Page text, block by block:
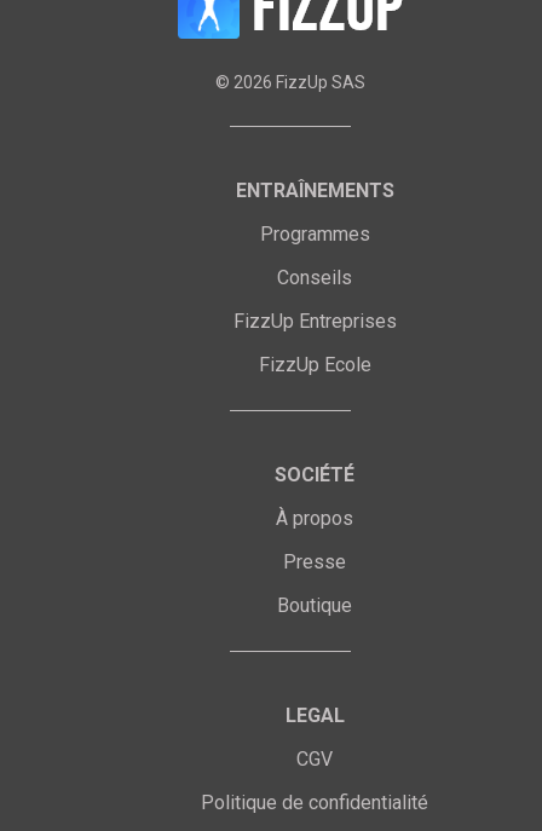
© 2026 FizzUp SAS
ENTRAÎNEMENTS
Programmes
Conseils
FizzUp Entreprises
FizzUp Ecole
SOCIÉTÉ
À propos
Presse
Boutique
LEGAL
CGV
Politique de confidentialité